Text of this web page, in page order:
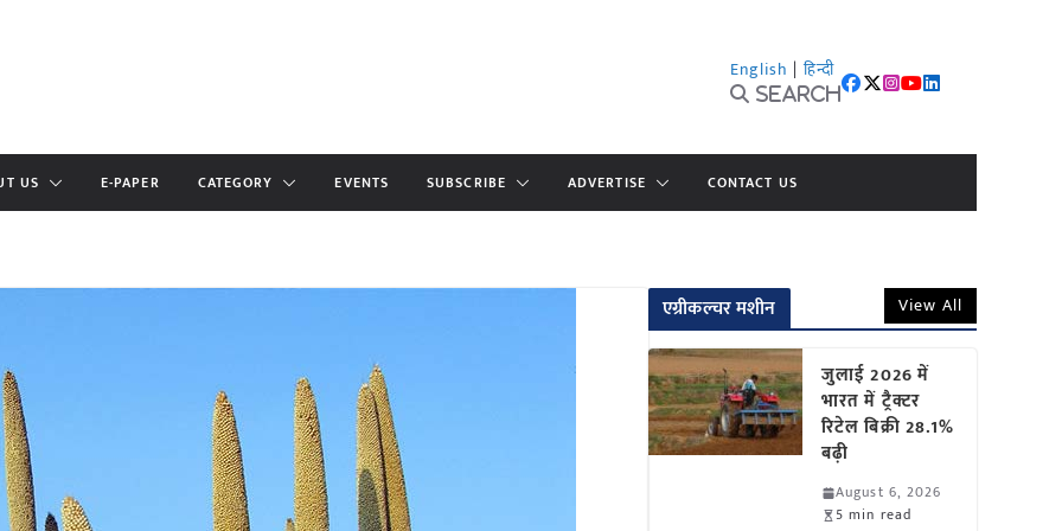
English | हिन्दी
Search
US E-PAPER CATEGORY EVENTS SUBSCRIBE ADVERTISE CONTACT US
एग्रीकल्चर मशीन View All
जुलाई 2026 में
भारत में ट्रैक्टर
रिटेल बिक्री 28.1%
बढ़ी
August 6, 2026
5 min read